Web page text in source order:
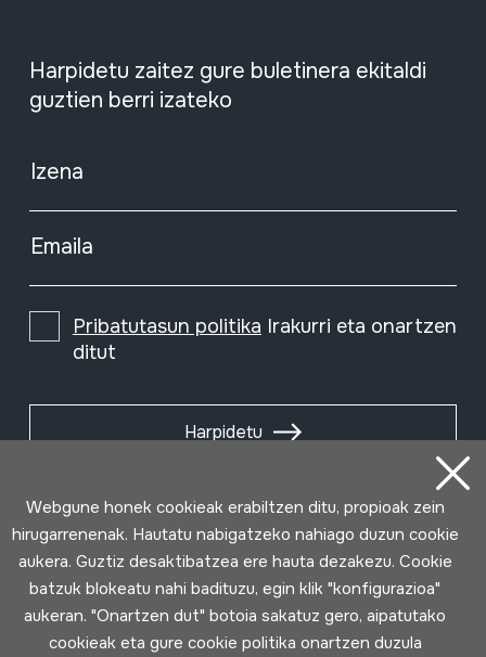
Harpidetu zaitez gure buletinera ekitaldi
guztien berri izateko
Izena
Emaila
Pribatutasun politika Irakurri eta onartzen
ditut
Harpidetu
Webgune honek cookieak erabiltzen ditu, propioak zein
hirugarrenenak. Hautatu nabigatzeko nahiago duzun cookie
aukera. Guztiz desaktibatzea ere hauta dezakezu. Cookie
batzuk blokeatu nahi badituzu, egin klik "konfigurazioa"
aukeran. "Onartzen dut" botoia sakatuz gero, aipatutako
cookieak eta gure cookie politika onartzen duzula